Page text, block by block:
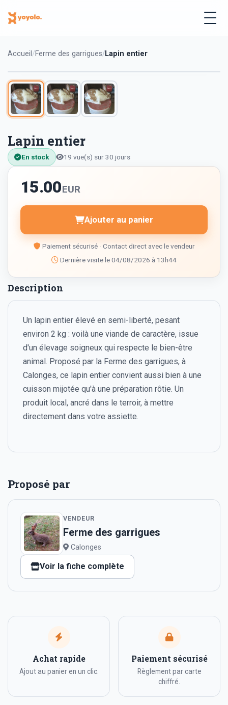
Accueil Ferme des garrigues Lapin entier
Lapin entier
En stock 19 vue(s) sur 30 jours
15.00EUR
Ajouter au panier
Paiement sécurisé · Contact direct avec le vendeur
Dernière visite le 04/08/2026 à 13h44
Description
Un lapin entier élevé en semi-liberté, pesant
environ 2 kg : voilà une viande de caractère, issue
d'un élevage soigneux qui respecte le bien-être
animal. Proposé par la Ferme des garrigues, à
Calonges, ce lapin entier convient aussi bien à une
cuisson mijotée qu'à une préparation rôtie. Un
produit local, ancré dans le terroir, à mettre
directement dans votre assiette.
Proposé par
VENDEUR
Ferme des garrigues
Calonges
Voir la fiche complète
Achat rapide
Ajout au panier en un clic.
Paiement sécurisé
Règlement par carte
chiffré.